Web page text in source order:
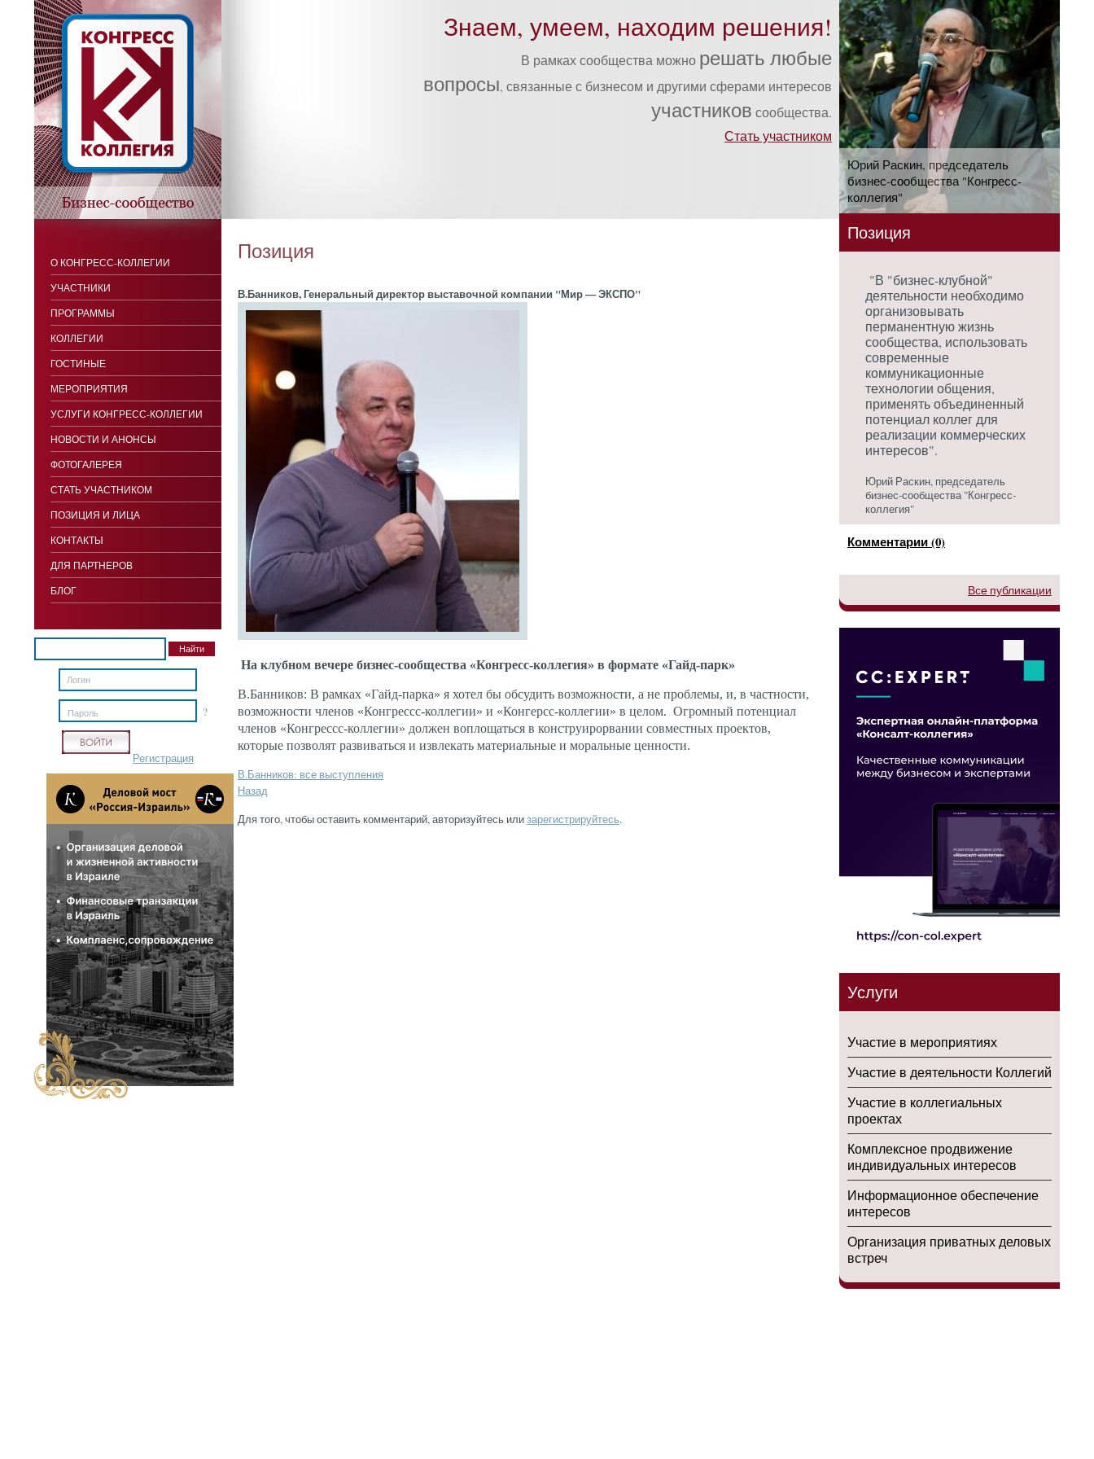
Знаем, умеем, находим решения!
В рамках сообщества можно решать любые
вопросы, связанные с бизнесом и другими сферами интересов
участников сообщества.
Стать участником
Позиция
В.Бан­ни­ков, Ге­нераль­ный ди­рек­тор выс­та­воч­ной ком­па­нии "Мир — ЭК­СПО"
На клубном вечере бизнес-сообщества «Конгресс-коллегия» в формате «Гайд-парк»
В.Банников: В рамках «Гайд-парка» я хотел бы обсудить возможности, а не проблемы, и, в частности,
возможности членов «Конгрессс-коллегии» и «Конгерсс-коллегии» в целом. Огромный потенциал
членов «Конгрессс-коллегии» должен воплощаться в конструирорвании совместных проектов,
которые позволят развиваться и извлекать материальные и моральные ценности.
В.Банников: все выступления
Назад
Для того, чтобы оставить комментарий, авторизуйтесь илизарегистрируйтесь.
О КОНГРЕСС-КОЛЛЕГИИ
УЧАСТНИКИ
ПРОГРАММЫ
КОЛЛЕГИИ
ГОСТИНЫЕ
МЕРОПРИЯТИЯ
УСЛУГИ КОНГРЕСС-КОЛЛЕГИИ
НОВОСТИ И АНОНСЫ
ФОТОГАЛЕРЕЯ
СТАТЬ УЧАСТНИКОМ
ПОЗИЦИЯ И ЛИЦА
КОНТАКТЫ
ДЛЯ ПАРТНЕРОВ
БЛОГ
?
Пароль
Регистрация
Юрий Раскин, председатель
бизнес-сообщества "Конгресс-
коллегия"
Позиция
"В "бизнес-клубной"
деятельности необходимо
организовывать
перманентную жизнь
сообщества, использовать
современные
коммуникационные
технологии общения,
применять объединенный
потенциал коллег для
реализации коммерческих
интересов".
Юрий Раскин, председатель
бизнес-сообщества "Конгресс-
коллегия"
Комментарии (0)
Все публикации
Услуги
Участие в мероприятиях
Участие в деятельности Коллегий
Участие в коллегиальных
проектах
Комплексное продвижение
индивидуальных интересов
Информационное обеспечение
интересов
Организация приватных деловых
встреч